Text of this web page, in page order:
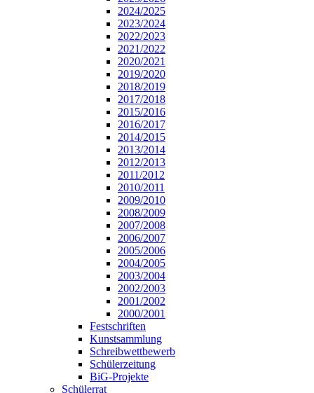
2024/2025
2023/2024
2022/2023
2021/2022
2020/2021
2019/2020
2018/2019
2017/2018
2015/2016
2016/2017
2014/2015
2013/2014
2012/2013
2011/2012
2010/2011
2009/2010
2008/2009
2007/2008
2006/2007
2005/2006
2004/2005
2003/2004
2002/2003
2001/2002
2000/2001
Festschriften
Kunstsammlung
Schreibwettbewerb
Schülerzeitung
BiG-Projekte
Schülerrat